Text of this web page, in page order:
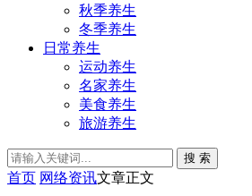
秋季养生
冬季养生
日常养生
运动养生
名家养生
美食养生
旅游养生
搜 索
首页 网络资讯文章正文